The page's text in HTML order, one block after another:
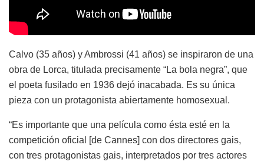
Calvo (35 años) y Ambrossi (41 años) se inspiraron de una
obra de Lorca, titulada precisamente “La bola negra”, que
el poeta fusilado en 1936 dejó inacabada. Es su única
pieza con un protagonista abiertamente homosexual.
“Es importante que una película como ésta esté en la
competición oficial [de Cannes] con dos directores gais,
con tres protagonistas gais, interpretados por tres actores